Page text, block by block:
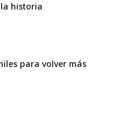
historia
para volver más